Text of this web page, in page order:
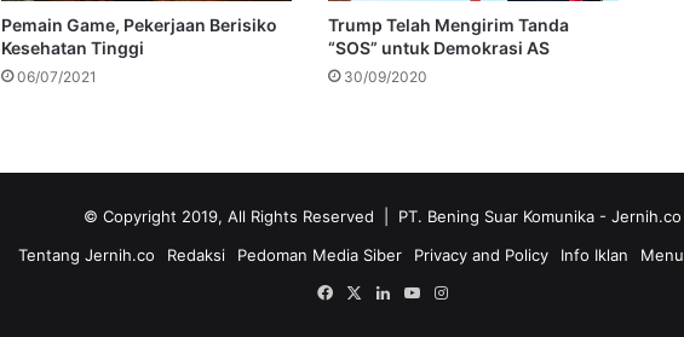
Pemain Game, Pekerjaan Berisiko
Kesehatan Tinggi
06/07/2021
Trump Telah Mengirim Tanda
“SOS” untuk Demokrasi AS
30/09/2020
© Copyright 2019, All Rights Reserved | PT. Bening Suar Komunika - Jernih.co
Tentang Jernih.co
Redaksi Pedoman Media Siber Privacy and Policy Info Iklan Menu
Facebook
X LinkedInYouTubeInstagram